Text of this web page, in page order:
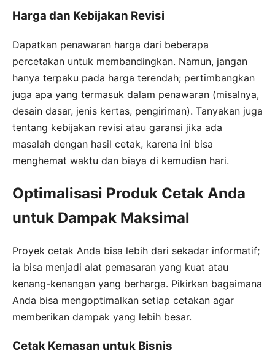
Harga dan Kebijakan Revisi
Dapatkan penawaran harga dari beberapa
percetakan untuk membandingkan. Namun, jangan
hanya terpaku pada harga terendah; pertimbangkan
juga apa yang termasuk dalam penawaran (misalnya,
desain dasar, jenis kertas, pengiriman). Tanyakan juga
tentang kebijakan revisi atau garansi jika ada
masalah dengan hasil cetak, karena ini bisa
menghemat waktu dan biaya di kemudian hari.
Optimalisasi Produk Cetak Anda
untuk Dampak Maksimal
Proyek cetak Anda bisa lebih dari sekadar informatif;
ia bisa menjadi alat pemasaran yang kuat atau
kenang-kenangan yang berharga. Pikirkan bagaimana
Anda bisa mengoptimalkan setiap cetakan agar
memberikan dampak yang lebih besar.
Cetak Kemasan untuk Bisnis